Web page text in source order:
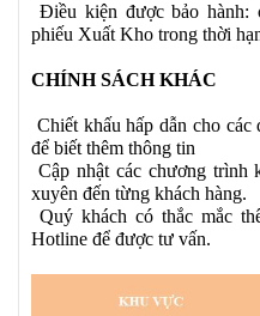
Điều kiện được bảo hành:
phiếu Xuất Kho trong thời
CHÍNH SÁCH KHÁC
Chiết khấu hấp dẫn cho
để biết thêm thông tin
Cập nhật các chương trình
xuyên đến từng khách hàng.
Quý khách có thắc mắc
Hotline để được tư vấn.